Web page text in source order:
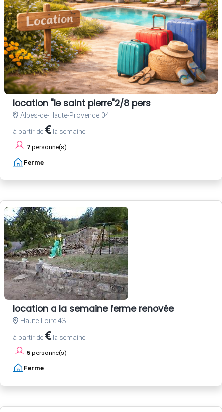
location "le saint pierre"2/8 pers
Alpes-de-Haute-Provence 04
à partir de € la semaine
7 personne(s)
Ferme
location a la semaine ferme renovée
Haute-Loire 43
à partir de € la semaine
5 personne(s)
Ferme